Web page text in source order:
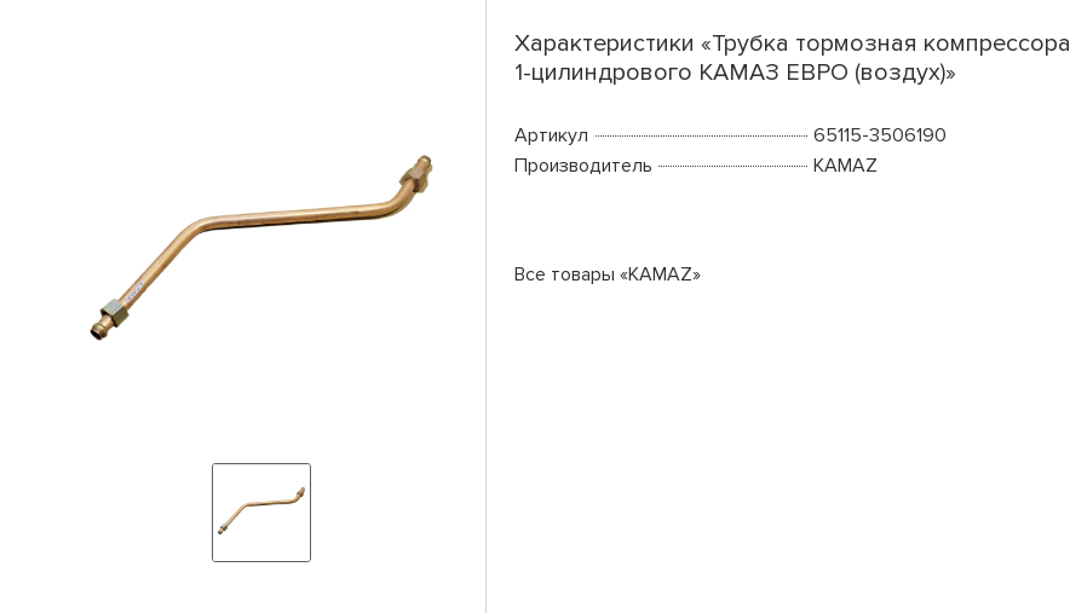
Характеристики «Трубка тормозная компрессора
1-цилиндрового КАМАЗ ЕВРО (воздух)»
Артикул
65115-3506190
Производитель
KAMAZ
Все товары «KAMAZ»